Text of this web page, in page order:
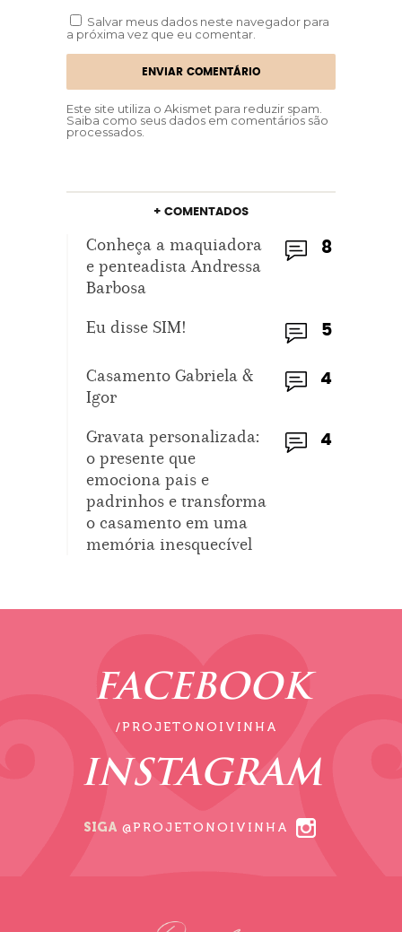
Salvar meus dados neste navegador para
a próxima vez que eu comentar.
Este site utiliza o Akismet para reduzir spam.
Saiba como seus dados em comentários são
processados
+ COMENTADOS
8
Conheça a maquiadora
e penteadista Andressa
Barbosa
5
Eu disse SIM!
4
Casamento Gabriela &
Igor
4
Gravata personalizada:
o presente que
emociona pais e
padrinhos e transforma
o casamento em uma
memória inesquecível
FACEBOOK
/PROJETONOIVINHA
INSTAGRAM
SIGA @PROJETONOIVINHA